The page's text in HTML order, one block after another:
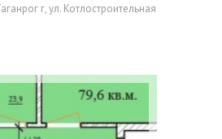
г, ул. Котлостроительная